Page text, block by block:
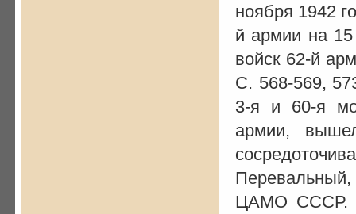
ноября 1942
й армии на 15
войск 62-й
С. 568-569,
3-я и 60-я
армии,
ЦАМО СССР.